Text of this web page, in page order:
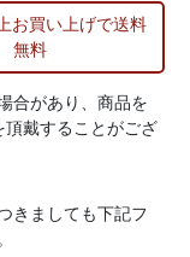
お買い上げで送料
無料
合があり、商品を
頂戴することがござ
きましても下記フ